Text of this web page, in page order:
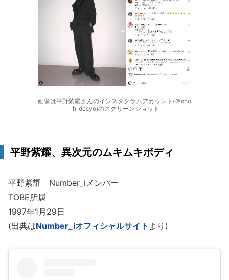
画像は平野紫耀さんのインスタグラムアカウント(＠sho
_h_desyo)のスクリーンショット
平野紫耀、異次元のムキムキボディ
平野紫耀 Number_iメンバー
TOBE所属
1997年1月29日
(出典はNumber_iオフィシャルサイト より)